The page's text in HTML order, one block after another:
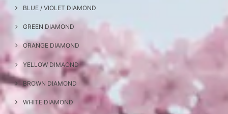
BLUE / VIOLET DIAMOND
GREEN DIAMOND
ORANGE DIAMOND
YELLOW DIMAOND
BROWN DIAMOND
WHITE DIAMOND